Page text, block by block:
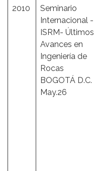
2010
Seminario
Internacional -
ISRM- Últimos
Avances en
Ingeniería de
Rocas
BOGOTÁ D.C.
May.26